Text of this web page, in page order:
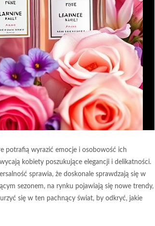
potrafią wyrazić emocje i osobowość ich
kobiety poszukujące elegancji i delikatności.
sprawia, że doskonale sprawdzają się w
sezonem, na rynku pojawiają się nowe trendy,
się w ten pachnący świat, by odkryć, jakie